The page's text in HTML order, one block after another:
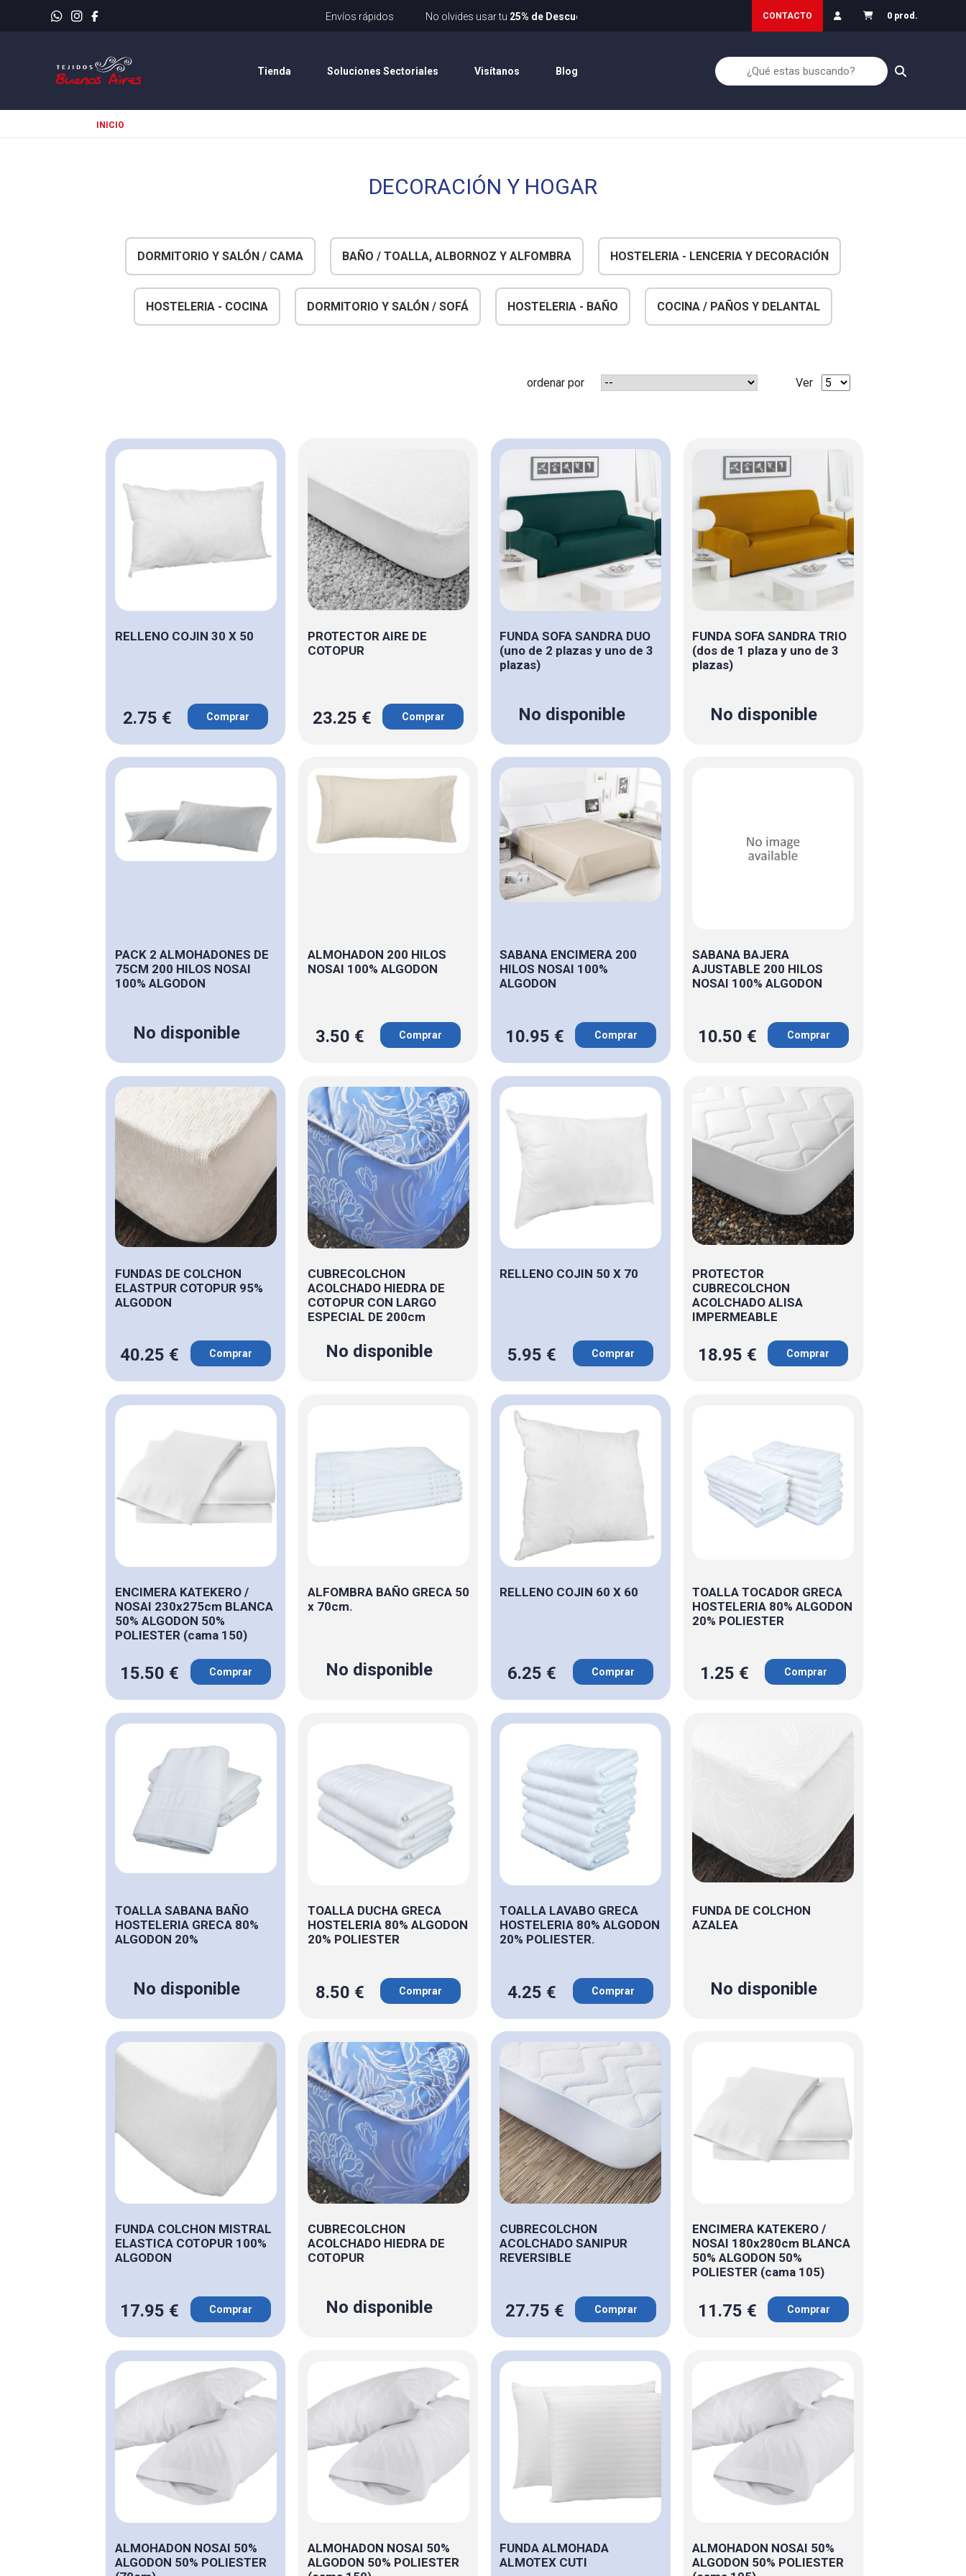
Envíos rápidos No olvides usar tu25% de Descuentocon el cupón: Inicio30 Garantía de DevoluciónCONTACTO 0 prod.
Tienda Soluciones Sectoriales Visítanos Blog
INICIO
DECORACIÓN Y HOGAR
DORMITORIO Y SALÓN / CAMA BAÑO / TOALLA, ALBORNOZ Y ALFOMBRA HOSTELERIA - LENCERIA Y DECORACIÓN
HOSTELERIA - COCINA DORMITORIO Y SALÓN / SOFÁ HOSTELERIA - BAÑO COCINA / PAÑOS Y DELANTAL
ordenar por Ver
RELLENO COJIN 30 X 50
2.75 € Comprar
PROTECTOR AIRE DE
COTOPUR
23.25 € Comprar
FUNDA SOFA SANDRA DUO
(uno de 2 plazas y uno de 3
plazas)
No disponible
FUNDA SOFA SANDRA TRIO
(dos de 1 plaza y uno de 3
plazas)
No disponible
PACK 2 ALMOHADONES DE
75CM 200 HILOS NOSAI
100% ALGODON
No disponible
ALMOHADON 200 HILOS
NOSAI 100% ALGODON
3.50 € Comprar
SABANA ENCIMERA 200
HILOS NOSAI 100%
ALGODON
10.95 € Comprar
SABANA BAJERA
AJUSTABLE 200 HILOS
NOSAI 100% ALGODON
10.50 € Comprar
FUNDAS DE COLCHON
ELASTPUR COTOPUR 95%
ALGODON
40.25 € Comprar
CUBRECOLCHON
ACOLCHADO HIEDRA DE
COTOPUR CON LARGO
ESPECIAL DE 200cm
No disponible
RELLENO COJIN 50 X 70
5.95 € Comprar
PROTECTOR
CUBRECOLCHON
ACOLCHADO ALISA
IMPERMEABLE
18.95 € Comprar
ENCIMERA KATEKERO /
NOSAI 230x275cm BLANCA
50% ALGODON 50%
POLIESTER (cama 150)
15.50 € Comprar
ALFOMBRA BAÑO GRECA 50
x 70cm.
No disponible
RELLENO COJIN 60 X 60
6.25 € Comprar
TOALLA TOCADOR GRECA
HOSTELERIA 80% ALGODON
20% POLIESTER
1.25 € Comprar
TOALLA SABANA BAÑO
HOSTELERIA GRECA 80%
ALGODON 20%
No disponible
TOALLA DUCHA GRECA
HOSTELERIA 80% ALGODON
20% POLIESTER
8.50 € Comprar
TOALLA LAVABO GRECA
HOSTELERIA 80% ALGODON
20% POLIESTER.
4.25 € Comprar
FUNDA DE COLCHON
AZALEA
No disponible
FUNDA COLCHON MISTRAL
ELASTICA COTOPUR 100%
ALGODON
17.95 € Comprar
CUBRECOLCHON
ACOLCHADO HIEDRA DE
COTOPUR
No disponible
CUBRECOLCHON
ACOLCHADO SANIPUR
REVERSIBLE
27.75 € Comprar
ENCIMERA KATEKERO /
NOSAI 180x280cm BLANCA
50% ALGODON 50%
POLIESTER (cama 105)
11.75 € Comprar
ALMOHADON NOSAI 50%
ALGODON 50% POLIESTER
ALMOHADON NOSAI 50%
ALGODON 50% POLIESTER
FUNDA ALMOHADA
ALMOTEX CUTI
ALMOHADON NOSAI 50%
ALGODON 50% POLIESTER